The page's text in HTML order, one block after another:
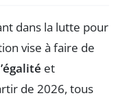
dans la lutte pour
vise à faire de
et
de 2026, tous